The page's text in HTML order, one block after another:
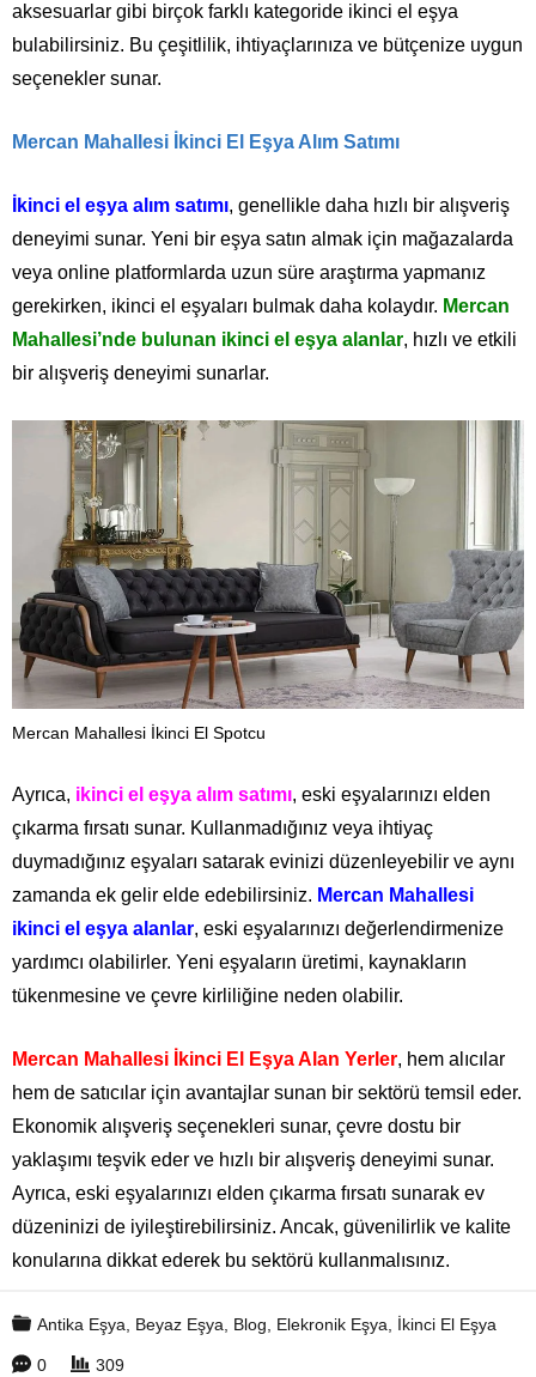
aksesuarlar gibi birçok farklı kategoride ikinci el eşya
bulabilirsiniz. Bu çeşitlilik, ihtiyaçlarınıza ve bütçenize uygun
seçenekler sunar.
Mercan Mahallesi İkinci El Eşya Alım Satımı
İkinci el eşya alım satımı, genellikle daha hızlı bir alışveriş
deneyimi sunar. Yeni bir eşya satın almak için mağazalarda
veya online platformlarda uzun süre araştırma yapmanız
gerekirken, ikinci el eşyaları bulmak daha kolaydır. Mercan
Mahallesi’nde bulunan ikinci el eşya alanlar, hızlı ve etkili
bir alışveriş deneyimi sunarlar.
Mercan Mahallesi İkinci El Spotcu
Ayrıca, ikinci el eşya alım satımı, eski eşyalarınızı elden
çıkarma fırsatı sunar. Kullanmadığınız veya ihtiyaç
duymadığınız eşyaları satarak evinizi düzenleyebilir ve aynı
zamanda ek gelir elde edebilirsiniz. Mercan Mahallesi
ikinci el eşya alanlar, eski eşyalarınızı değerlendirmenize
yardımcı olabilirler. Yeni eşyaların üretimi, kaynakların
tükenmesine ve çevre kirliliğine neden olabilir.
Mercan Mahallesi İkinci El Eşya Alan Yerler, hem alıcılar
hem de satıcılar için avantajlar sunan bir sektörü temsil eder.
Ekonomik alışveriş seçenekleri sunar, çevre dostu bir
yaklaşımı teşvik eder ve hızlı bir alışveriş deneyimi sunar.
Ayrıca, eski eşyalarınızı elden çıkarma fırsatı sunarak ev
düzeninizi de iyileştirebilirsiniz. Ancak, güvenilirlik ve kalite
konularına dikkat ederek bu sektörü kullanmalısınız.
Antika Eşya, Beyaz Eşya, Blog, Elekronik Eşya, İkinci El Eşya
0 309